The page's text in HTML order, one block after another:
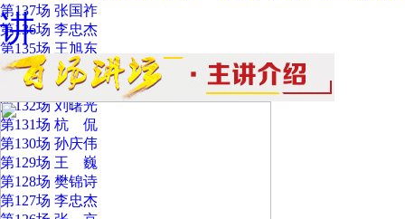
第137场 张国祚
第136场 李忠杰
第135场 王旭东
第134场 刘 斌
第133场 张志清
第132场 刘曙光
第131场 杭 侃
第130场 孙庆伟
第129场 王 巍
第128场 樊锦诗
第127场 李忠杰
讲